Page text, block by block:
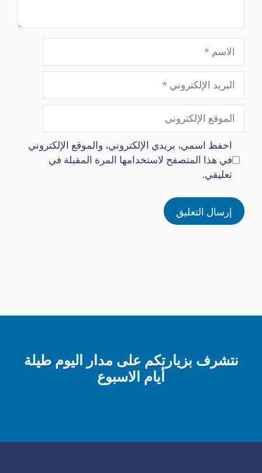
الاسم
البريد
الإلكتروني
الموقع
الإلكتروني
احفظ اسمي، بريدي الإلكتروني، والموقع الإلكتروني
في هذا المتصفح لاستخدامها المرة المقبلة في
تعليقي.
نتشرف بزيارتكم على مدار اليوم طيلة
أيام الاسبوع